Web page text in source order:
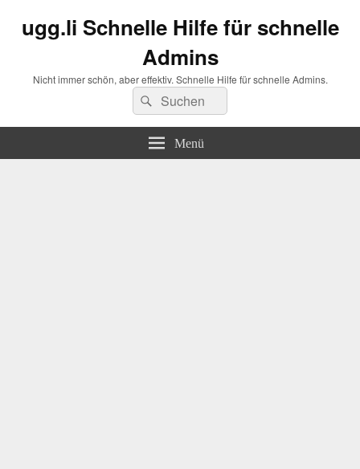
ugg.li Schnelle Hilfe für schnelle
Admins
Nicht immer schön, aber effektiv. Schnelle Hilfe für schnelle Admins.
Suchen
nach:
Suchen
Menü